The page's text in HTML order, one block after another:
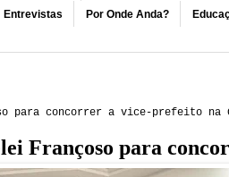
Entrevistas Por Onde Anda?
para concorrer a vice-prefeito na
Françoso para